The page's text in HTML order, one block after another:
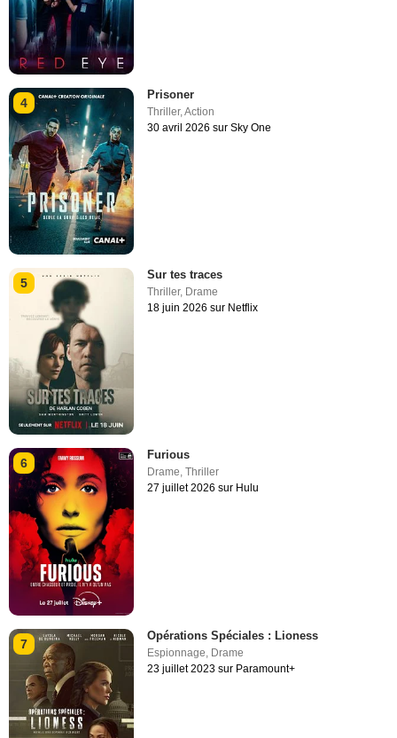
4
Prisoner
Thriller,Action
30 avril 2026 sur Sky One
5
Sur tes traces
Thriller, Drame
18 juin 2026 sur Netflix
6
Furious
Drame,Thriller
27 juillet 2026 sur Hulu
7
Opérations Spéciales : Lioness
Espionnage Drame
23 juillet 2023 sur Paramount+